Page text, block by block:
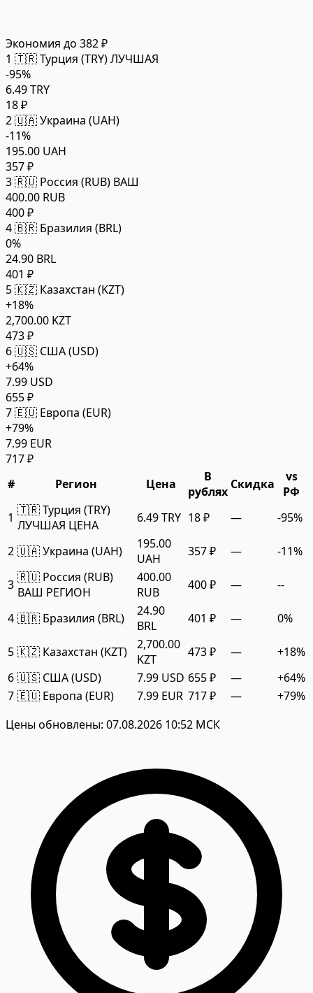
Экономия до 382 ₽
1 🇹🇷 Турция (TRY)ЛУЧШАЯ
-95%
6.49 TRY
18 ₽
2🇺🇦 Украина (UAH)
-11%
195.00 UAH
357 ₽
3🇷🇺 Россия (RUB) ВАШ
400.00 RUB
400 ₽
4🇧🇷 Бразилия (BRL)
0%
24.90 BRL
401 ₽
5🇰🇿 Казахстан (KZT)
+18%
2,700.00 KZT
473 ₽
6🇺🇸 США (USD)
+64%
7.99 USD
655 ₽
7🇪🇺 Европа (EUR)
+79%
7.99 EUR
717 ₽
#
Регион Цена
В
рублях Скидка
vs
РФ
1 🇹🇷 Турция (TRY)
ЛУЧШАЯ ЦЕНА
6.49 TRY 18 ₽ — -95%
2 🇺🇦 Украина (UAH)
195.00
UAH
357 ₽ — -11%
3 🇷🇺 Россия (RUB)
ВАШ РЕГИОН
400.00
RUB
400 ₽ — --
4 🇧🇷 Бразилия (BRL)
24.90
BRL
401 ₽ — 0%
5 🇰🇿 Казахстан (KZT)
2,700.00
KZT
473 ₽ —
+18%
6 🇺🇸 США (USD) 7.99 USD 655 ₽ —
+64%
7 🇪🇺 Европа (EUR) 7.99 EUR 717 ₽ —
+79%
Цены обновлены: 07.08.2026 10:52 МСК